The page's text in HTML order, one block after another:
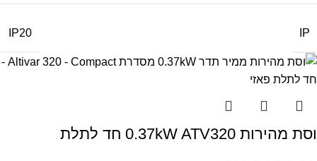
IP
IP20
וסת מהירות 0.37kW ATV320 חד לתלת